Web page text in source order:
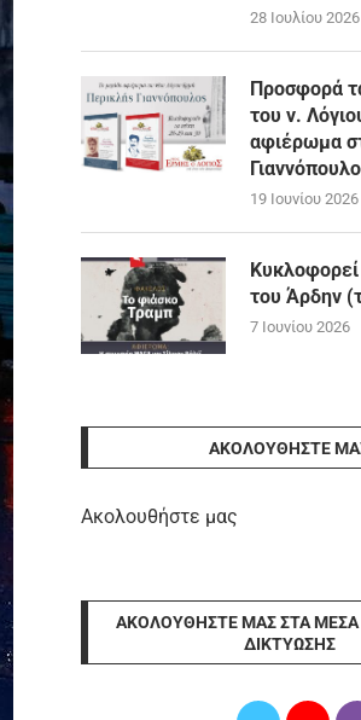
28 Ιουλίου 2026
Προσφορά
του ν.
αφιέρωμα
Γιαννόπουλο
19 Ιουνίου 2026
του Άρδην
7 Ιουνίου 2026
ΑΚΟΛΟΥΘΉΣΤΕ
Ακολουθήστε μας
ΑΚΟΛΟΥΘΉΣΤΕ ΜΑΣ ΣΤΑ ΜΈΣΑ
ΔΙΚΤΎΩΣΗΣ